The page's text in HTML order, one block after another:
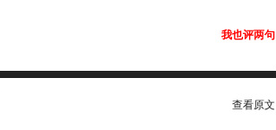
我也评两句
查看原文